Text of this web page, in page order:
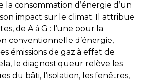
la consommation d’énergie d’un
impact sur le climat. Il attribue
de A à G : l’une pour la
conventionnelle d’énergie,
émissions de gaz à effet de
le diagnostiqueur relève les
du bâti, l’isolation, les fenêtres,